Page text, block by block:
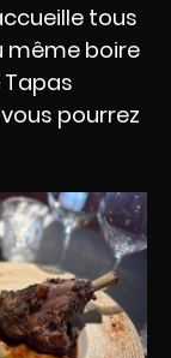
tous
même boire
pourrez